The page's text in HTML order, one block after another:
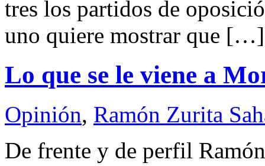
tres los partidos de
uno quiere mostrar que […]
Lo que se le viene a
Opinión, Ramón Zurita
De frente y de perfil